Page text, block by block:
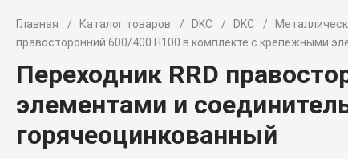
Главная Каталог товаров DKC DKC
правосторонний 600/400 H100 в комплекте с крепежными
Переходник RRD
элементами и
горячеоцинкованный